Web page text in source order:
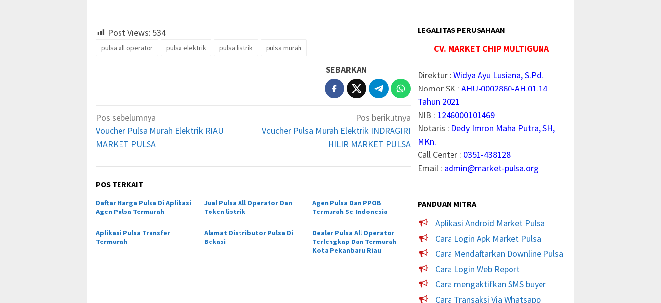
Post Views: 534
pulsa all operator pulsa elektrik pulsa listrik pulsa murah
SEBARKAN
Navigasi
pos
Pos sebelumnya
Voucher Pulsa Murah Elektrik RIAU
MARKET PULSA
Pos berikutnya
Voucher Pulsa Murah Elektrik INDRAGIRI
HILIR MARKET PULSA
POS TERKAIT
Daftar Harga Pulsa Di Aplikasi
Agen Pulsa Termurah
Jual Pulsa All Operator Dan
Token listrik
Agen Pulsa Dan PPOB
Termurah Se-Indonesia
Aplikasi Pulsa Transfer
Termurah
Alamat Distributor Pulsa Di
Bekasi
Dealer Pulsa All Operator
Terlengkap Dan Termurah
Kota Pekanbaru Riau
LEGALITAS PERUSAHAAN
CV. MARKET CHIP MULTIGUNA
Direktur :Widya Ayu Lusiana, S.Pd.
Nomor SK :AHU-0002860-AH.01.14
Tahun 2021
NIB : 1246000101469
Notaris : Dedy Imron Maha Putra, SH,
MKn.
Call Center : 0351-438128
Email : admin@market-pulsa.org
PANDUAN MITRA
Aplikasi Android Market Pulsa
Cara Login Apk Market Pulsa
Cara Mendaftarkan Downline Pulsa
Cara Login Web Report
Cara mengaktifkan SMS buyer
Cara Transaksi Via Whatsapp